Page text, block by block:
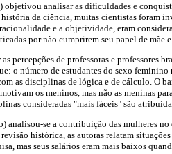
objetivou analisar as dificuldades e
da ciência, muitas cientistas foram
e a objetividade, eram
por não cumprirem seu papel de mãe e
percepções de professoras e professores
o número de estudantes do sexo
as disciplinas de lógica e de cálculo. O
os meninos, mas não as meninas
consideradas "mais fáceis" são
analisou-se a contribuição das mulheres
histórica, as autoras relatam
mas seus salários eram mais baixos